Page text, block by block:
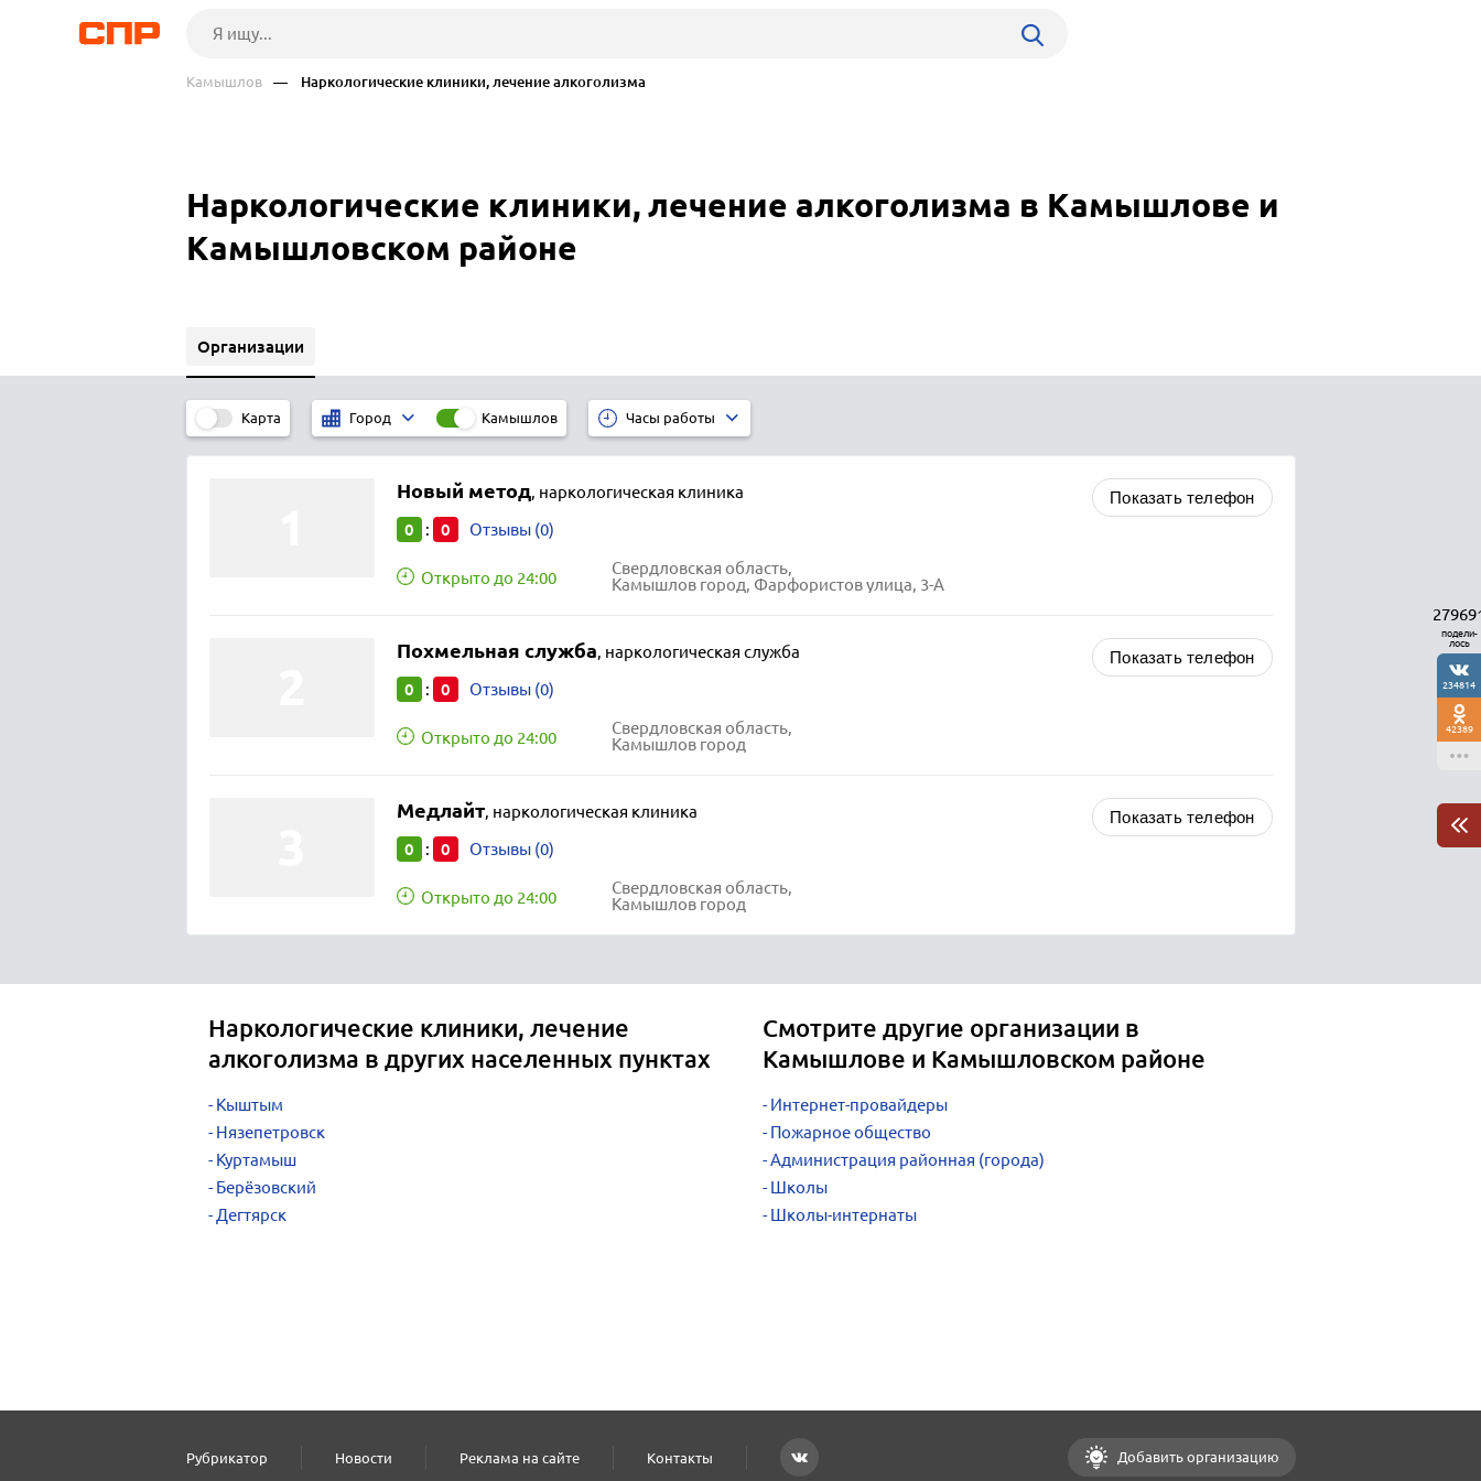
Камышлов — Наркологические клиники, лечение алкоголизма
Наркологические клиники, лечение алкоголизма в Камышлове и
Камышловском районе
Организации
Карта Город Камышлов Часы работы
Новый метод, наркологическая клиника
0 : 0 Отзывы (0)
Открыто до 24:00
Свердловская область,
Камышлов город, Фарфористов улица, 3-А
Показать телефон
Похмельная служба, наркологическая служба
0 : 0 Отзывы (0)
Открыто до 24:00
Свердловская область,
Камышлов город
Показать телефон
Медлайт, наркологическая клиника
0 : 0 Отзывы (0)
Открыто до 24:00
Свердловская область,
Камышлов город
Показать телефон
Наркологические клиники, лечение
алкоголизма в других населенных пунктах
Кыштым
Нязепетровск
Куртамыш
Берёзовский
Дегтярск
Смотрите другие организации в
Камышлове и Камышловском районе
Интернет-провайдеры
Пожарное общество
Администрация районная (города)
Школы
Школы-интернаты
подели-
лось
234814
42389
Рубрикатор Новости Реклама на сайте Контакты Добавить организацию